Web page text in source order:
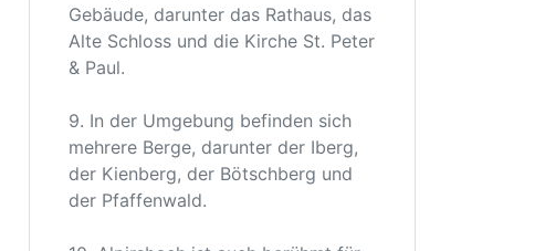
Gebäude, darunter das Rathaus, das
Alte Schloss und die Kirche St. Peter
& Paul.
9. In der Umgebung befinden sich
mehrere Berge, darunter der Iberg,
der Kienberg, der Bötschberg und
der Pfaffenwald.